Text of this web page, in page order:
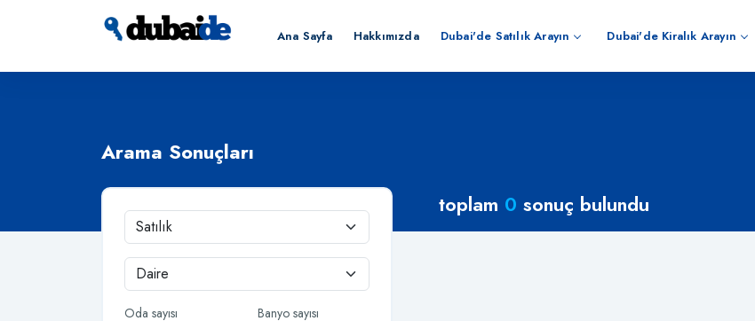
Ana Sayfa Hakkımızda Dubai'de Satılık Arayın Dubai'de Kiralık Arayın
Arama Sonuçları
Oda sayısı Banyo sayısı
toplam 0 sonuç bulundu